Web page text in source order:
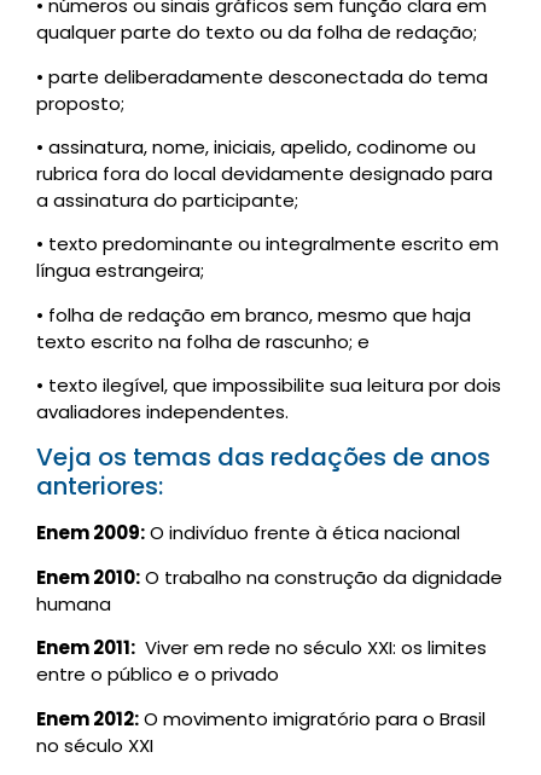
• números ou sinais gráficos sem função clara em
qualquer parte do texto ou da folha de redação;
• parte deliberadamente desconectada do tema
proposto;
• assinatura, nome, iniciais, apelido, codinome ou
rubrica fora do local devidamente designado para
a assinatura do participante;
• texto predominante ou integralmente escrito em
língua estrangeira;
• folha de redação em branco, mesmo que haja
texto escrito na folha de rascunho; e
• texto ilegível, que impossibilite sua leitura por dois
avaliadores independentes.
Veja os temas das redações de anos
anteriores:
Enem 2009:O indivíduo frente à ética nacional
Enem 2010:O trabalho na construção da dignidade
humana
Enem 2011: Viver em rede no século XXI: os limites
entre o público e o privado
Enem 2012:O movimento imigratório para o Brasil
no século XXI